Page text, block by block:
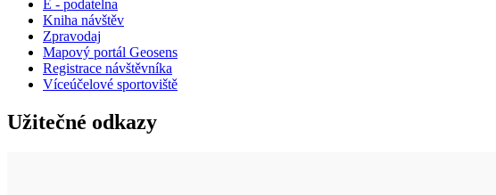
E - podatelna
Kniha návštěv
Zpravodaj
Mapový portál Geosens
Registrace návštěvníka
Víceúčelové sportoviště
Užitečné odkazy